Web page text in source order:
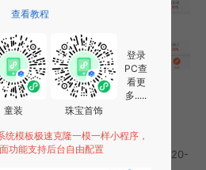
方法
维码进入股票灯塔+的小程序
即可进入小程序
+团队开发，易企达小程序商店于2020-
查看教程
童装 珠宝首饰
登录
PC查
看更
多.....
统模板极速克隆一模一样小程序，
功能支持后台自由配置